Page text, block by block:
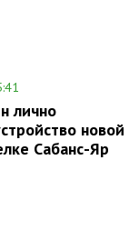
лично
новой
Сабанс-Яр